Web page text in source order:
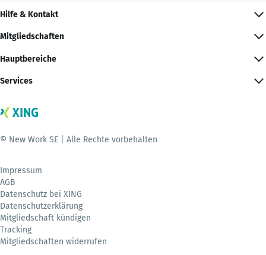
Hilfe & Kontakt
Mitgliedschaften
Hauptbereiche
Services
© New Work SE | Alle Rechte vorbehalten
Impressum
AGB
Datenschutz bei XING
Datenschutzerklärung
Mitgliedschaft kündigen
Tracking
Mitgliedschaften widerrufen